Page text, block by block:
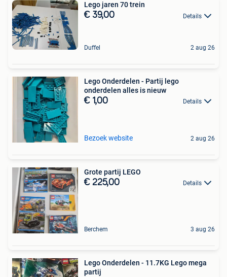
Lego jaren 70 trein
€ 39,00 Details
Duffel 2 aug 26
Lego Onderdelen - Partij lego
onderdelen alles is nieuw
€ 1,00 Details
Bezoek website 2 aug 26
Grote partij LEGO
€ 225,00 Details
Berchem 3 aug 26
Lego Onderdelen - 11.7KG Lego mega
partij